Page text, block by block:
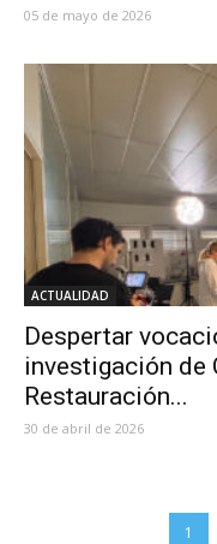
05 de mayo de 2026
ACTUALIDAD
Despertar
investigación de
Restauración...
30 de abril de 2026
1